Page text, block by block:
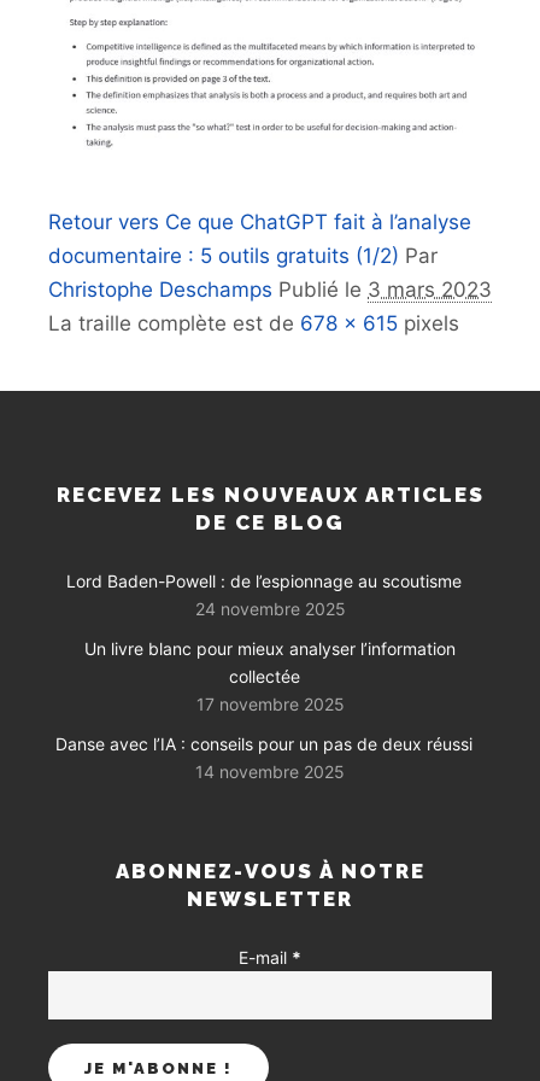
Retour vers Ce que ChatGPT fait à l’analyse
documentaire : 5 outils gratuits (1/2) Par
Christophe Deschamps Publié le 3 mars 2023
La traille complète est de 678 × 615 pixels
RECEVEZ LES NOUVEAUX ARTICLES
DE CE BLOG
Lord Baden-Powell : de l’espionnage au scoutisme
24 novembre 2025
Un livre blanc pour mieux analyser l’information
collectée
17 novembre 2025
Danse avec l’IA : conseils pour un pas de deux réussi
14 novembre 2025
ABONNEZ-VOUS À NOTRE
NEWSLETTER
E-mail *